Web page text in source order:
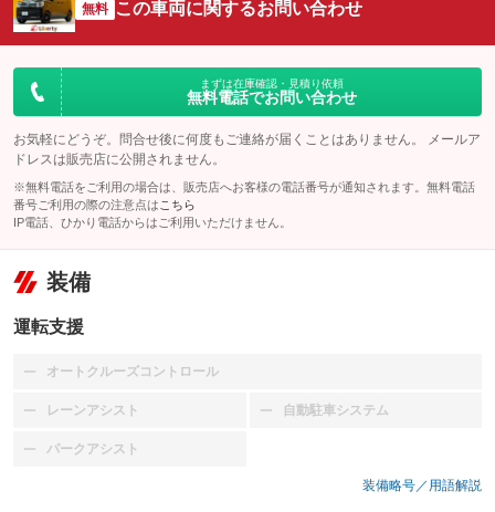
無料 この車両に関するお問い合わせ
まずは在庫確認・見積り依頼
無料電話でお問い合わせ
お気軽にどうぞ。問合せ後に何度もご連絡が届くことはありません。 メールア
ドレスは販売店に公開されません。
※無料電話をご利用の場合は、販売店へお客様の電話番号が通知されます。無料電話
番号ご利用の際の注意点は こちら
IP電話、ひかり電話からはご利用いただけません。
装備
運転支援
オートクルーズコントロール
：装備なし
レーンアシスト
：装備なし 自動駐車システム
：装備なし
パークアシスト
：装備なし
装備略号／用語解説